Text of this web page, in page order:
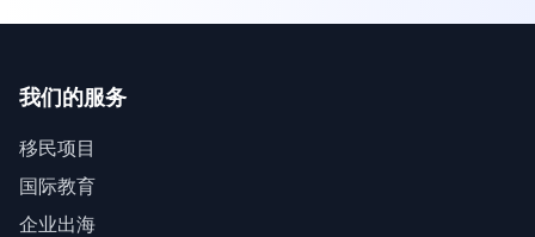
我们的服务
移民项目
国际教育
企业出海